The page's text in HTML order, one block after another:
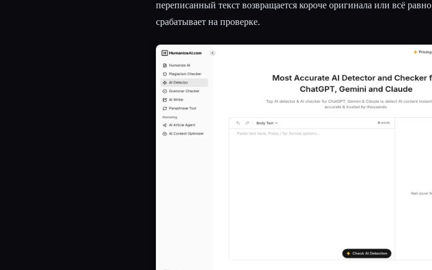
переписанный текст возвращается короче оригинала или всё равно
срабатывает на проверке.